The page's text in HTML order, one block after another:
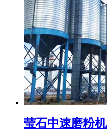
莹石中速磨粉机